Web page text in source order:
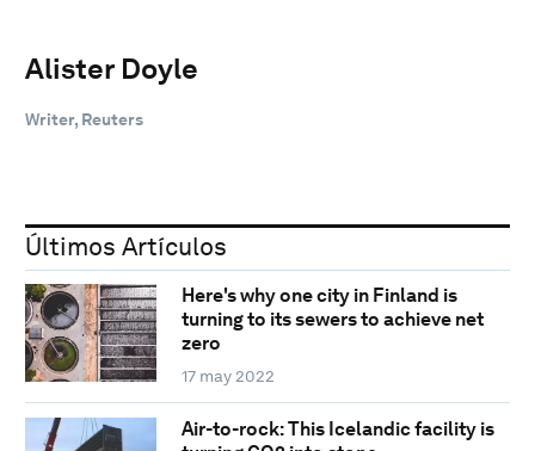
Alister Doyle
Writer, Reuters
Últimos Artículos
Here's why one city in Finland is
turning to its sewers to achieve net
zero
17 may 2022
Air-to-rock: This Icelandic facility is